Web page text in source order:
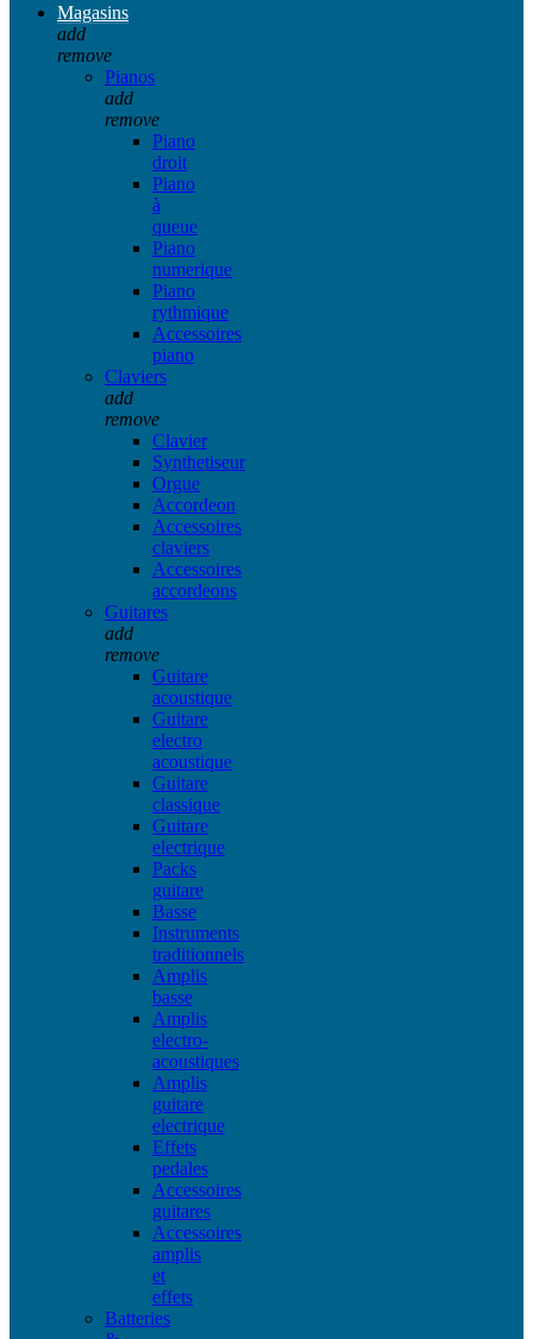
Magasins
add
remove
Pianos
add
remove
Piano
droit
Piano
à
queue
Piano
numerique
Piano
rythmique
Accessoires
piano
Claviers
add
remove
Clavier
Synthetiseur
Orgue
Accordeon
Accessoires
claviers
Accessoires
accordeons
Guitares
add
remove
Guitare
acoustique
Guitare
electro
acoustique
Guitare
classique
Guitare
electrique
Packs
guitare
Basse
Instruments
traditionnels
Amplis
basse
Amplis
electro-
acoustiques
Amplis
guitare
electrique
Effets
pedales
Accessoires
guitares
Accessoires
amplis
et
effets
Batteries